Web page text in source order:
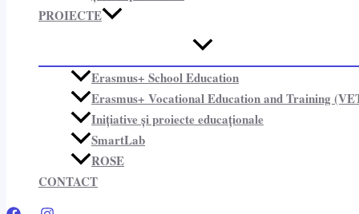
PROIECTE​
Erasmus+ School Education
Erasmus+ Vocational Education and Training
Inițiative și proiecte educaționale​
SmartLab
ROSE
CONTACT